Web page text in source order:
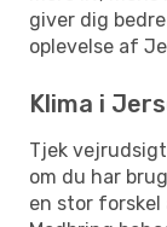
giver dig
oplevelse af
Klima i
Tjek
om du har
en stor